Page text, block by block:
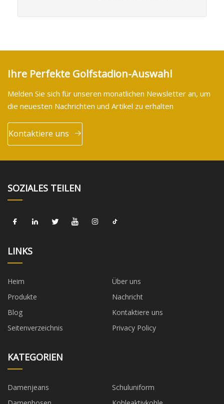
Ihre Perfekte Golfstadion-Auswahl
Melden Sie sich für unseren monatlichen Newsletter an, um
die neuesten Nachrichten und Artikel zu erhalten
Kontaktiere uns
SOZIALES TEILEN
LINKS
Heim
Über uns
Produkte
Nachricht
Blog
Kontaktiere uns
Seitenverzeichnis
Privacy Policy
KATEGORIEN
Damenjeans
Schuluniform